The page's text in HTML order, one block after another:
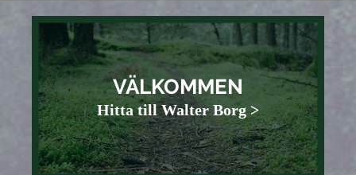
VÄLKOMMEN
Hitta till Walter Borg >